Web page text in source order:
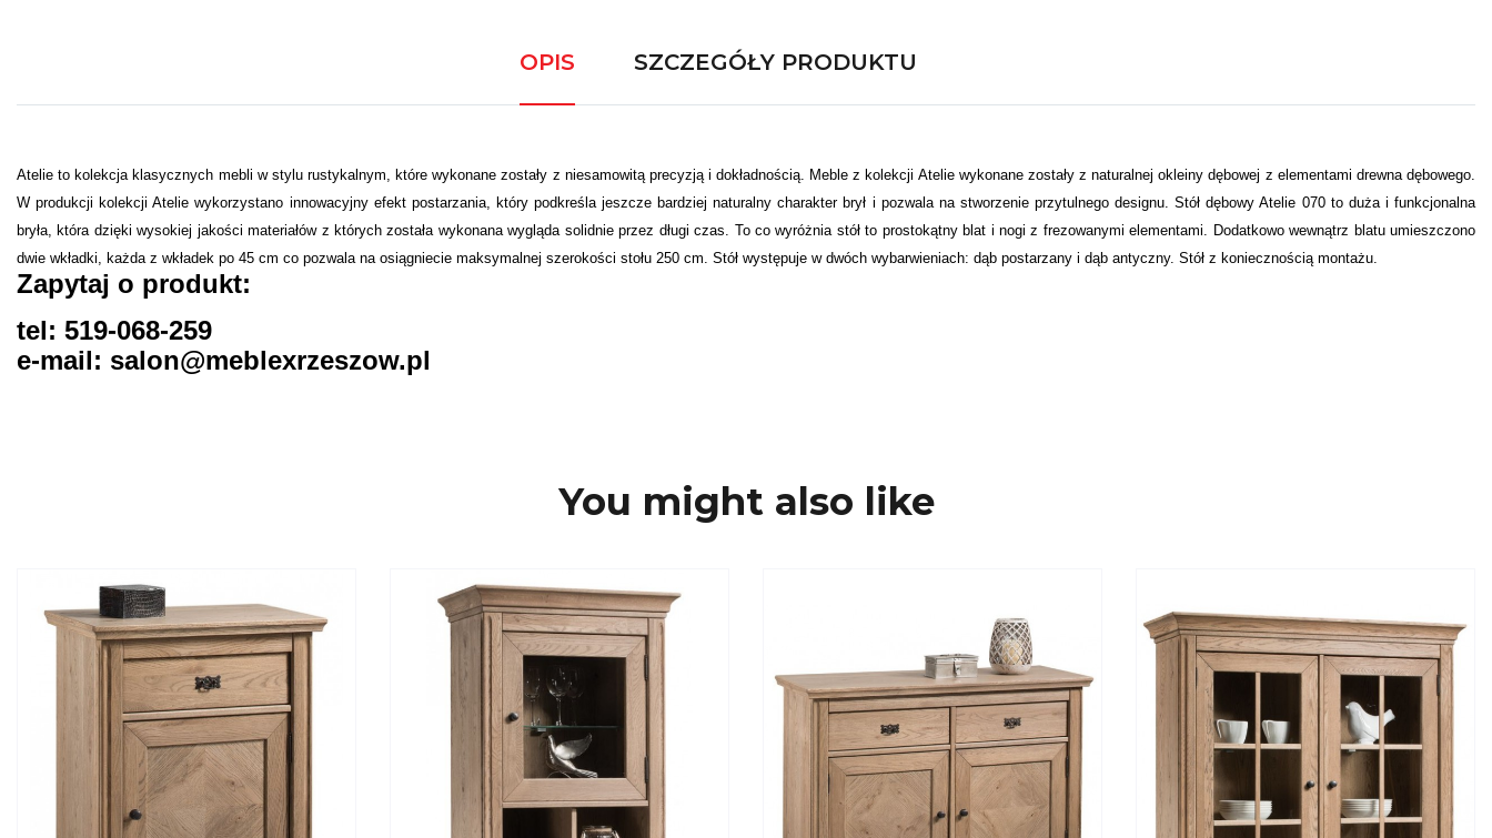
OPIS SZCZEGÓŁY PRODUKTU
Atelie to kolekcja klasycznych mebli w stylu rustykalnym, które wykonane zostały z niesamowitą precyzją i dokładnością. Meble z kolekcji Atelie wykonane zostały z naturalnej okleiny dębowej z elementami drewna dębowego.
W produkcji kolekcji Atelie wykorzystano innowacyjny efekt postarzania, który podkreśla jeszcze bardziej naturalny charakter brył i pozwala na stworzenie przytulnego designu. Stół dębowy Atelie 070 to duża i funkcjonalna
bryła, która dzięki wysokiej jakości materiałów z których została wykonana wygląda solidnie przez długi czas. To co wyróżnia stół to prostokątny blat i nogi z frezowanymi elementami. Dodatkowo wewnątrz blatu umieszczono
dwie wkładki, każda z wkładek po 45 cm co pozwala na osiągniecie maksymalnej szerokości stołu 250 cm. Stół występuje w dwóch wybarwieniach: dąb postarzany i dąb antyczny. Stół z koniecznością montażu.
Zapytaj o produkt:
tel: 519-068-259
e-mail: salon@meblexrzeszow.pl
You might also like